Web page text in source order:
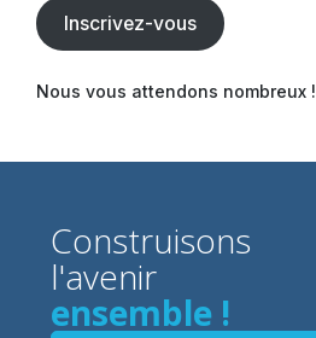
Inscrivez-vous
Nous vous attendons nombreux !
Construisons
l'avenir
ensemble !